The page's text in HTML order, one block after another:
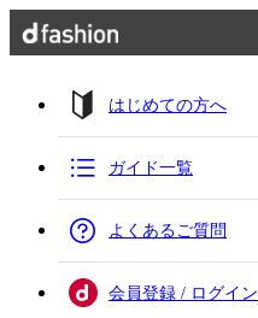
はじめての方へ
ガイド一覧
よくあるご質問
会員登録 / ログイン